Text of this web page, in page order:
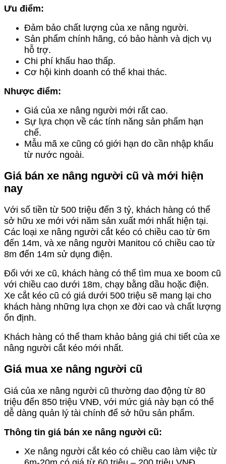
Ưu điểm:
Đảm bảo chất lượng của xe nâng người.
Sản phẩm chính hãng, có bảo hành và dịch vụ
hỗ trợ.
Chi phí khấu hao thấp.
Cơ hội kinh doanh có thể khai thác.
Nhược điểm:
Giá của xe nâng người mới rất cao.
Sự lựa chọn về các tính năng sản phẩm hạn
chế.
Mẫu mã xe cũng có giới hạn do cần nhập khẩu
từ nước ngoài.
Giá bán xe nâng người cũ và mới hiện
nay
Với số tiền từ 500 triệu đến 3 tỷ, khách hàng có thể
sở hữu xe mới với năm sản xuất mới nhất hiện tại.
Các loại xe nâng người cắt kéo có chiều cao từ 6m
đến 14m, và xe nâng người Manitou có chiều cao từ
8m đến 14m sử dụng điện.
Đối với xe cũ, khách hàng có thể tìm mua xe boom cũ
với chiều cao dưới 18m, chạy bằng dầu hoặc điện.
Xe cắt kéo cũ có giá dưới 500 triệu sẽ mang lại cho
khách hàng những lựa chọn xe đời cao và chất lượng
ổn định.
Khách hàng có thể tham khảo bảng giá chi tiết của xe
nâng người cắt kéo mới nhất.
Giá mua xe nâng người cũ
Giá của xe nâng người cũ thường dao động từ 80
triệu đến 850 triệu VNĐ, với mức giá này bạn có thể
dễ dàng quản lý tài chính để sở hữu sản phẩm.
Thông tin giá bán xe nâng người cũ:
Xe nâng người cắt kéo có chiều cao làm việc từ